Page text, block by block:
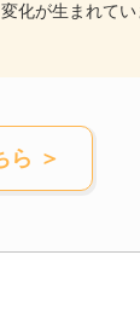
化が生まれてい
ら ＞